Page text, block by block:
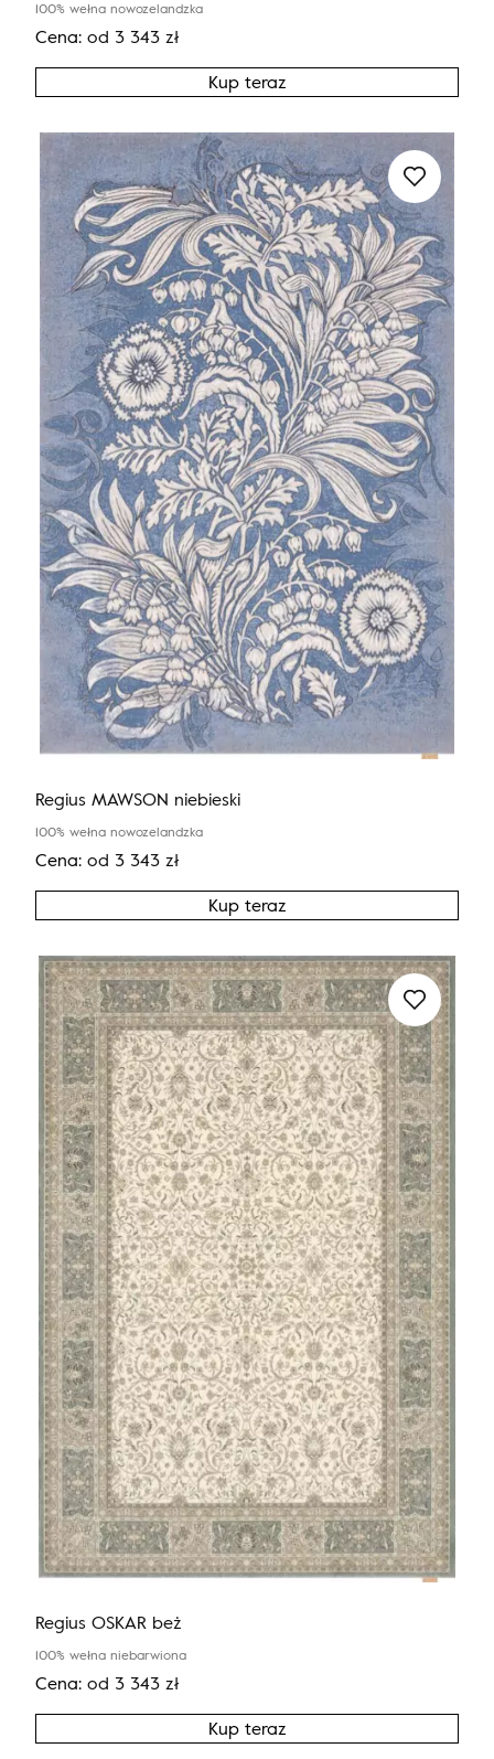
100% wełna nowozelandzka
Cena: od 3 343 zł
Kup teraz
Regius MAWSON niebieski
100% wełna nowozelandzka
Cena: od 3 343 zł
Kup teraz
Regius OSKAR beż
100% wełna niebarwiona
Cena: od 3 343 zł
Kup teraz